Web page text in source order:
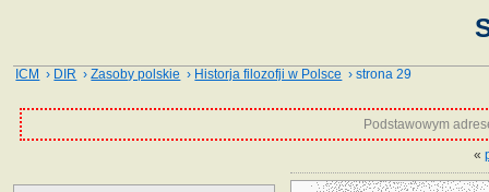
ICM › DIR ›Zasoby polskie › Historja filozofji w Polsce › strona 29
Podstawowym
«